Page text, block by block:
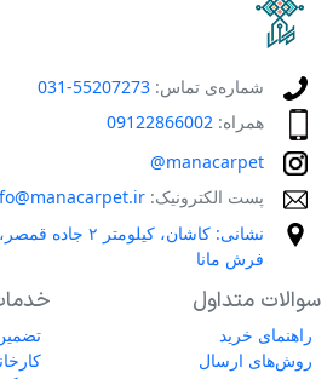
شماره‌ی تماس: 55207273-031
همراه: 09122866002
manacarpet@
پست الکترونیک:
فرش مانا
سوالات متداول
راهنمای خرید
روش‌های ارسال